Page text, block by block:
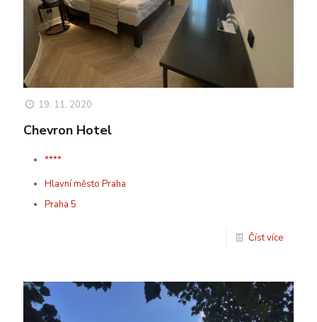
19. 11. 2020
Chevron Hotel
****
Hlavní město Praha
Praha 5
Číst více